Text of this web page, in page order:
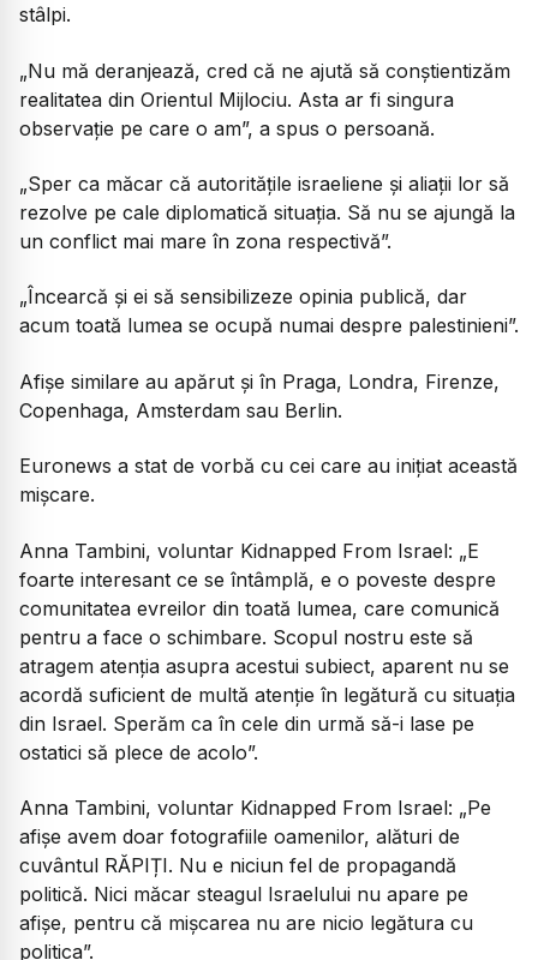
stâlpi.
„Nu mă deranjează, cred că ne ajută să conștientizăm
realitatea din Orientul Mijlociu. Asta ar fi singura
observație pe care o am”, a spus o persoană.
„Sper ca măcar că autoritățile israeliene și aliații lor să
rezolve pe cale diplomatică situația. Să nu se ajungă la
un conflict mai mare în zona respectivă”.
„Încearcă și ei să sensibilizeze opinia publică, dar
acum toată lumea se ocupă numai despre palestinieni”.
Afișe similare au apărut și în Praga, Londra, Firenze,
Copenhaga, Amsterdam sau Berlin.
Euronews a stat de vorbă cu cei care au inițiat această
mișcare.
Anna Tambini, voluntar Kidnapped From Israel: „E
foarte interesant ce se întâmplă, e o poveste despre
comunitatea evreilor din toată lumea, care comunică
pentru a face o schimbare. Scopul nostru este să
atragem atenția asupra acestui subiect, aparent nu se
acordă suficient de multă atenție în legătură cu situația
din Israel. Sperăm ca în cele din urmă să-i lase pe
ostatici să plece de acolo”.
Anna Tambini, voluntar Kidnapped From Israel: „Pe
afișe avem doar fotografiile oamenilor, alături de
cuvântul RĂPIȚI. Nu e niciun fel de propagandă
politică. Nici măcar steagul Israelului nu apare pe
afișe, pentru că mișcarea nu are nicio legătura cu
politica”.